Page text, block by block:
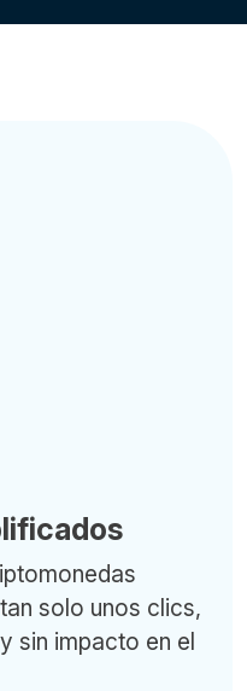
solo unos clics,
sin impacto en el